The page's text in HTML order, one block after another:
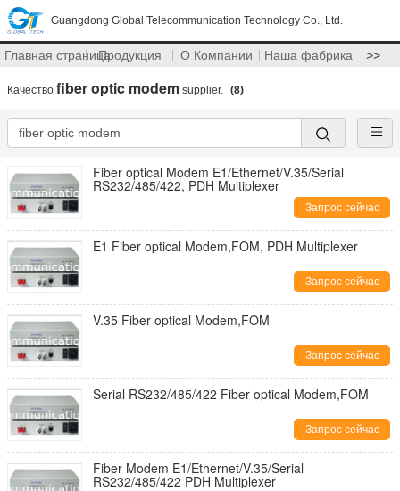
Guangdong Global Telecommunication Technology Co., Ltd.
Главная страницаПродукция О Компании Наша фабрика >>
Качество fiber optic modem supplier. (8)
Fiber optical Modem E1/Ethernet/V.35/Serial
RS232/485/422, PDH Multiplexer
Запрос сейчас
E1 Fiber optical Modem,FOM, PDH Multiplexer
Запрос сейчас
V.35 Fiber optical Modem,FOM
Запрос сейчас
Serial RS232/485/422 Fiber optical Modem,FOM
Запрос сейчас
Fiber Modem E1/Ethernet/V.35/Serial
RS232/485/422 PDH Multiplexer